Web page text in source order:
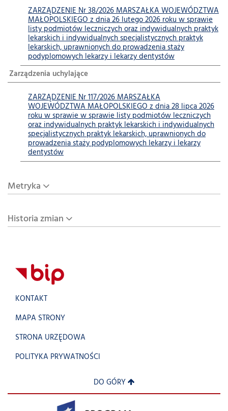
ZARZĄDZENIE Nr 38/2026 MARSZAŁKA WOJEWÓDZTWA
MAŁOPOLSKIEGO z dnia 26 lutego 2026 roku w sprawie
listy podmiotów leczniczych oraz indywidualnych praktyk
lekarskich i indywidualnych specjalistycznych praktyk
lekarskich, uprawnionych do prowadzenia staży
podyplomowych lekarzy i lekarzy dentystów
Zarządzenia uchylające
ZARZĄDZENIE Nr 117/2026 MARSZAŁKA
WOJEWÓDZTWA MAŁOPOLSKIEGO z dnia 28 lipca 2026
roku w sprawie w sprawie listy podmiotów leczniczych
oraz indywidualnych praktyk lekarskich i indywidualnych
specjalistycznych praktyk lekarskich, uprawnionych do
prowadzenia staży podyplomowych lekarzy i lekarzy
dentystów
Metryka
Historia zmian
KONTAKT
MAPA STRONY
STRONA URZĘDOWA
POLITYKA PRYWATNOŚCI
DO GÓRY